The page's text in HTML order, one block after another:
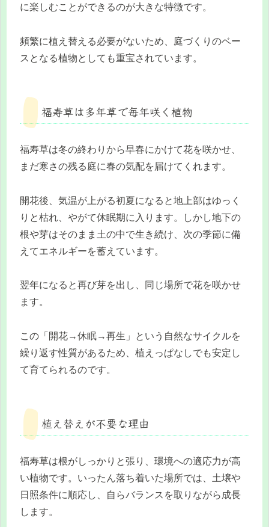
に楽しむことができるのが大きな特徴です。
頻繁に植え替える必要がないため、庭づくりのベー
スとなる植物としても重宝されています。
福寿草は多年草で毎年咲く植物
福寿草は冬の終わりから早春にかけて花を咲かせ、
まだ寒さの残る庭に春の気配を届けてくれます。
開花後、気温が上がる初夏になると地上部はゆっく
りと枯れ、やがて休眠期に入ります。しかし地下の
根や芽はそのまま土の中で生き続け、次の季節に備
えてエネルギーを蓄えています。
翌年になると再び芽を出し、同じ場所で花を咲かせ
ます。
この「開花→休眠→再生」という自然なサイクルを
繰り返す性質があるため、植えっぱなしでも安定し
て育てられるのです。
植え替えが不要な理由
福寿草は根がしっかりと張り、環境への適応力が高
い植物です。いったん落ち着いた場所では、土壌や
日照条件に順応し、自らバランスを取りながら成長
します。